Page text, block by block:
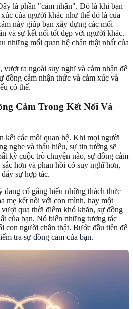
là phần "cảm nhận". Đó là khi bạn
của người khác như thể đó là của
này giúp bạn xây dựng các mối
và sự kết nối tốt đẹp với người khác.
những mối quan hệ chân thật nhất của
ra ngoài suy nghĩ và cảm nhận để
đồng cảm nhận thức và cảm xúc và
có thể.
Cảm Trong Kết Nối Và
kết các mối quan hệ. Khi mọi người
nghe và thấu hiểu, sự tin tưởng sẽ
kỳ cuộc trò chuyện nào, sự đồng cảm
hơn và phản hồi có suy nghĩ hơn,
sự hợp tác.
đang cố gắng hiểu những thách thức
mẹ kết nối với con mình, hay một
qua thời điểm khó khăn, sự đồng
của bạn. Nó biến những tương tác
con người chân thật. Bước đầu tiên để
tra sự đồng cảm của bạn.